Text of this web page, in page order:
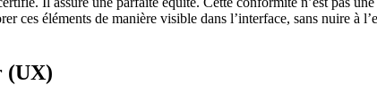
ces éléments de manière visible dans l’interface, sans nuire à
(UX)